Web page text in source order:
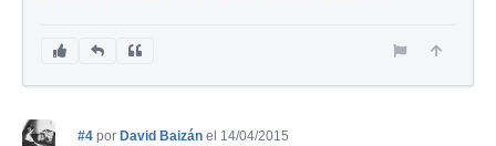
#4 por David Baizán el 14/04/2015